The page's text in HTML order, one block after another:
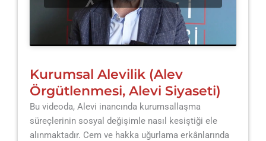
Kurumsal Alevilik (Alev
Örgütlenmesi, Alevi Siyaseti)
Bu videoda, Alevi inancında kurumsallaşma
süreçlerinin sosyal değişimle nasıl kesiştiği ele
alınmaktadır. Cem ve hakka uğurlama erkânlarında